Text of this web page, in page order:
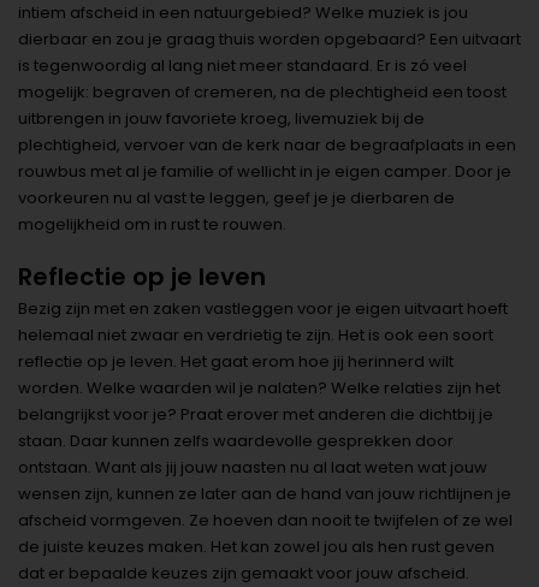
intiem afscheid in een natuurgebied? Welke muziek is jou
dierbaar en zou je graag thuis worden opgebaard? Een uitvaart
is tegenwoordig al lang niet meer standaard. Er is zó veel
mogelijk: begraven of cremeren, na de plechtigheid een toost
uitbrengen in jouw favoriete kroeg, livemuziek bij de
plechtigheid, vervoer van de kerk naar de begraafplaats in een
rouwbus met al je familie of wellicht in je eigen camper. Door je
voorkeuren nu al vast te leggen, geef je je dierbaren de
mogelijkheid om in rust te rouwen.
Reflectie op je leven
Bezig zijn met en zaken vastleggen voor je eigen uitvaart hoeft
helemaal niet zwaar en verdrietig te zijn. Het is ook een soort
reflectie op je leven. Het gaat erom hoe jij herinnerd wilt
worden. Welke waarden wil je nalaten? Welke relaties zijn het
belangrijkst voor je? Praat erover met anderen die dichtbij je
staan. Daar kunnen zelfs waardevolle gesprekken door
ontstaan. Want als jij jouw naasten nu al laat weten wat jouw
wensen zijn, kunnen ze later aan de hand van jouw richtlijnen je
afscheid vormgeven. Ze hoeven dan nooit te twijfelen of ze wel
de juiste keuzes maken. Het kan zowel jou als hen rust geven
dat er bepaalde keuzes zijn gemaakt voor jouw afscheid.